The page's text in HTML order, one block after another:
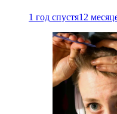
1 год спустя12